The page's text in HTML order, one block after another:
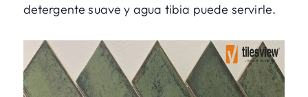
detergente suave y agua tibia puede servirle.